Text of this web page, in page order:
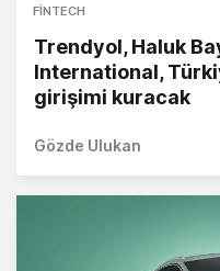
FINTECH
Trendyol, Haluk
International,
girişimi kuracak
Gözde Ulukan